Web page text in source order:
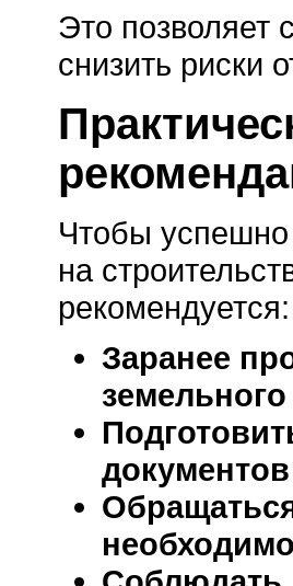
Это позволяет
снизить риски
Чтобы
на
рекомендуется:
Заранее
земельного
документов